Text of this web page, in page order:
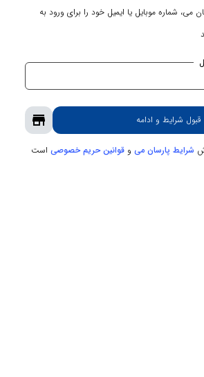
می، شماره موبایل یا ایمیل خود را برای ورود به
قبول شرایط و ادامه store
شرایط پارسان می و قوانین حریم‌ خصوصی است